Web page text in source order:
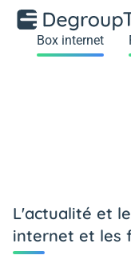
Box internet
L'actualité et
internet et les